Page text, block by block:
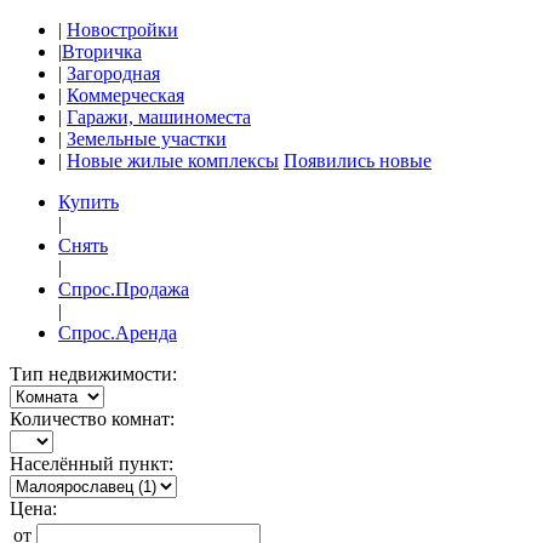
| Новостройки
|Вторичка
| Загородная
| Коммерческая
| Гаражи, машиноместа
| Земельные участки
| Новые жилые комплексы Появились новые
Купить
|
Снять
|
Спрос.Продажа
|
Спрос.Аренда
Тип недвижимости:
Количество комнат:
Населённый пункт:
Цена:
от